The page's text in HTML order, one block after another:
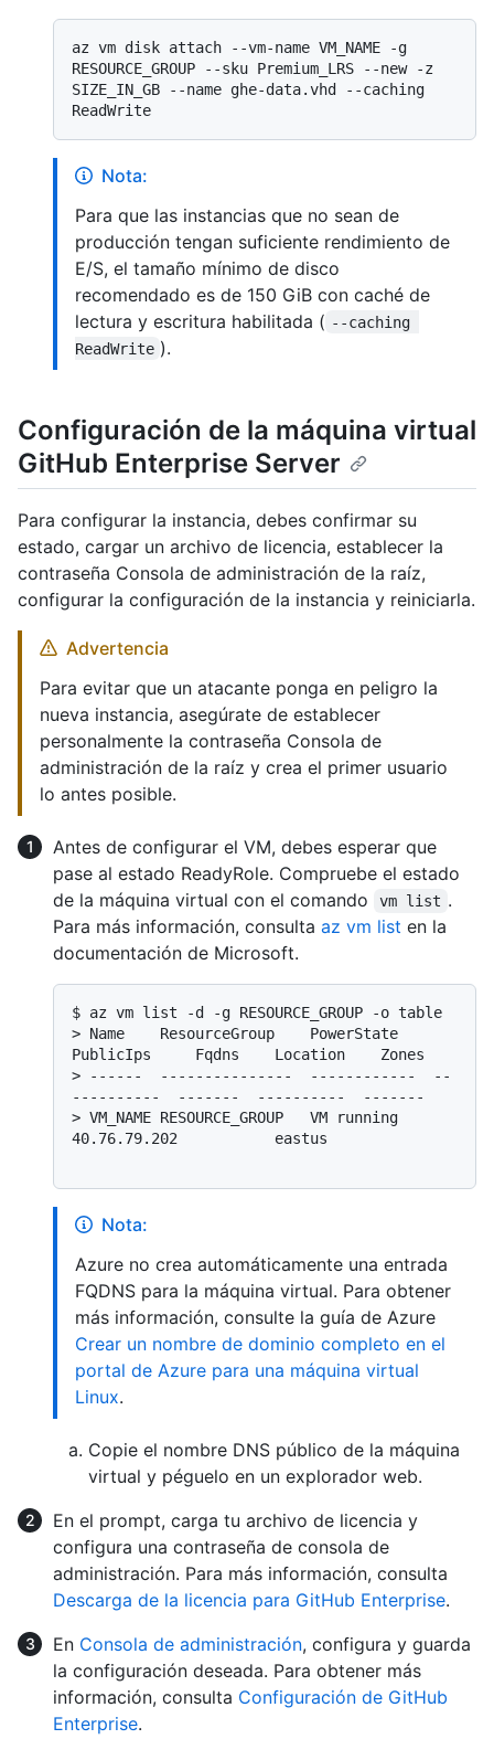
az vm disk attach --vm-name VM_NAME -g
RESOURCE_GROUP --sku Premium_LRS --new -z
SIZE_IN_GB --name ghe-data.vhd --caching
Nota:
Para que las instancias que no sean de
producción tengan suficiente rendimiento de
E/S, el tamaño mínimo de disco
recomendado es de 150 GiB con caché de
lectura y escritura habilitada ( --caching
ReadWrite ).
Configuración de la máquina virtual
GitHub Enterprise Server
Para configurar la instancia, debes confirmar su
estado, cargar un archivo de licencia, establecer la
contraseña Consola de administración de la raíz,
configurar la configuración de la instancia y reiniciarla.
Advertencia
Para evitar que un atacante ponga en peligro la
nueva instancia, asegúrate de establecer
personalmente la contraseña Consola de
administración de la raíz y crea el primer usuario
lo antes posible.
Antes de configurar el VM, debes esperar que
pase al estado ReadyRole. Compruebe el estado
de la máquina virtual con el comando
vm list .
Para más información, consulta az vm list en la
documentación de Microsoft.
$ az vm list -d -g RESOURCE_GROUP -o table
> Name    ResourceGroup    PowerState
PublicIps     Fqdns    Location    Zones
>
------  ---------------  ------------  --
----------  -------  ----------  -------
> VM_NAME RESOURCE_GROUP   VM running
40.76.79.202           eastus
Nota:
Azure no crea automáticamente una entrada
FQDNS para la máquina virtual. Para obtener
más información, consulte la guía de Azure
Crear un nombre de dominio completo en el
portal de Azure para una máquina virtual
Linux.
Copie el nombre DNS público de la máquina
virtual y péguelo en un explorador web.
En el prompt, carga tu archivo de licencia y
configura una contraseña de consola de
administración. Para más información, consulta
Descarga de la licencia para GitHub Enterprise.
En Consola de administración, configura y guarda
la configuración deseada. Para obtener más
información, consulta Configuración de GitHub
Enterprise.